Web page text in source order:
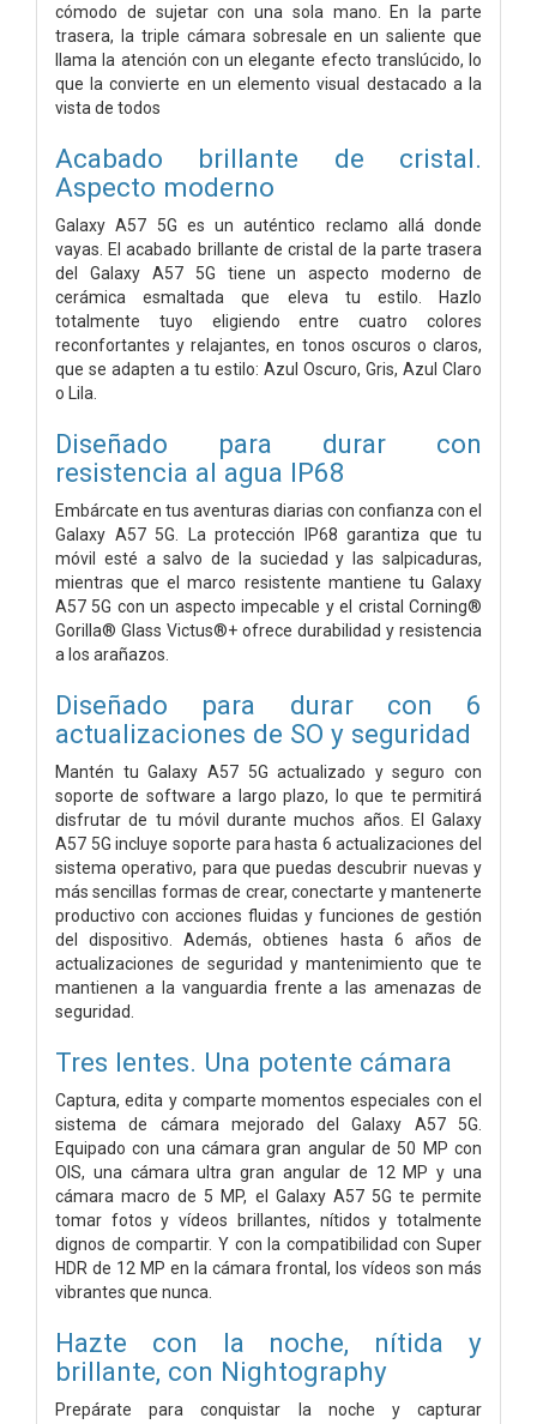
cómodo de sujetar con una sola mano. En la parte
trasera, la triple cámara sobresale en un saliente que
llama la atención con un elegante efecto translúcido, lo
que la convierte en un elemento visual destacado a la
vista de todos
Acabado brillante de cristal.
Aspecto moderno
Galaxy A57 5G es un auténtico reclamo allá donde
vayas. El acabado brillante de cristal de la parte trasera
del Galaxy A57 5G tiene un aspecto moderno de
cerámica esmaltada que eleva tu estilo. Hazlo
totalmente tuyo eligiendo entre cuatro colores
reconfortantes y relajantes, en tonos oscuros o claros,
que se adapten a tu estilo: Azul Oscuro, Gris, Azul Claro
o Lila.
Diseñado para durar con
resistencia al agua IP68
Embárcate en tus aventuras diarias con confianza con el
Galaxy A57 5G. La protección IP68 garantiza que tu
móvil esté a salvo de la suciedad y las salpicaduras,
mientras que el marco resistente mantiene tu Galaxy
A57 5G con un aspecto impecable y el cristal Corning®
Gorilla® Glass Victus®+ ofrece durabilidad y resistencia
a los arañazos.
Diseñado para durar con 6
actualizaciones de SO y seguridad
Mantén tu Galaxy A57 5G actualizado y seguro con
soporte de software a largo plazo, lo que te permitirá
disfrutar de tu móvil durante muchos años. El Galaxy
A57 5G incluye soporte para hasta 6 actualizaciones del
sistema operativo, para que puedas descubrir nuevas y
más sencillas formas de crear, conectarte y mantenerte
productivo con acciones fluidas y funciones de gestión
del dispositivo. Además, obtienes hasta 6 años de
actualizaciones de seguridad y mantenimiento que te
mantienen a la vanguardia frente a las amenazas de
seguridad.
Tres lentes. Una potente cámara
Captura, edita y comparte momentos especiales con el
sistema de cámara mejorado del Galaxy A57 5G.
Equipado con una cámara gran angular de 50 MP con
OIS, una cámara ultra gran angular de 12 MP y una
cámara macro de 5 MP, el Galaxy A57 5G te permite
tomar fotos y vídeos brillantes, nítidos y totalmente
dignos de compartir. Y con la compatibilidad con Super
HDR de 12 MP en la cámara frontal, los vídeos son más
vibrantes que nunca.
Hazte con la noche, nítida y
brillante, con Nightography
Prepárate para conquistar la noche y capturar